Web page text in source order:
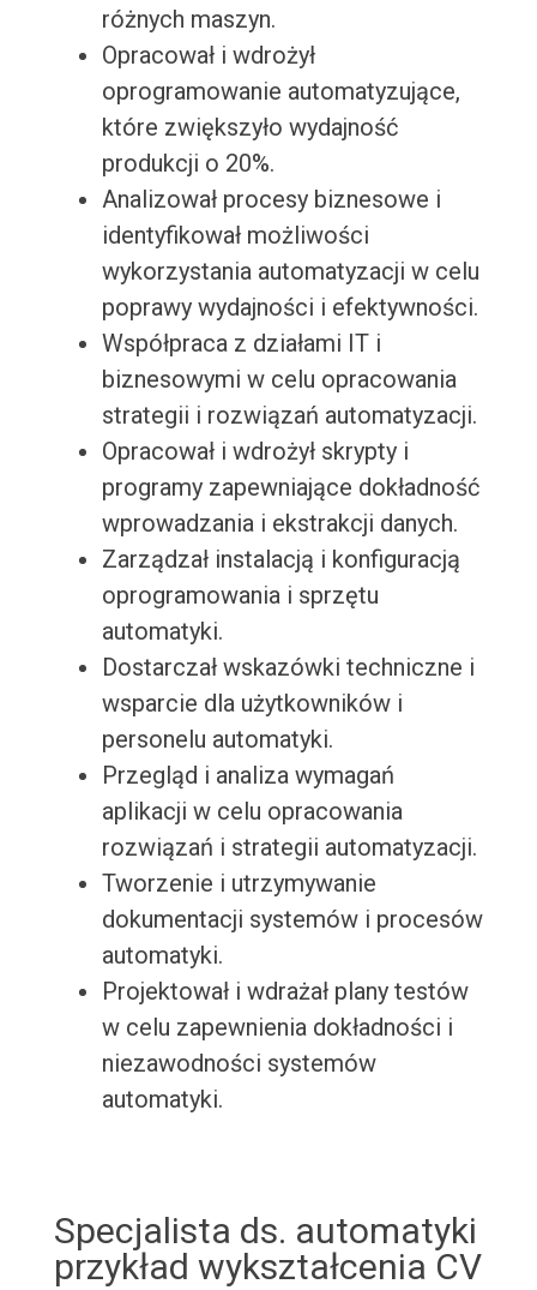
różnych maszyn.
Opracował i wdrożył
oprogramowanie automatyzujące,
które zwiększyło wydajność
produkcji o 20%.
Analizował procesy biznesowe i
identyfikował możliwości
wykorzystania automatyzacji w celu
poprawy wydajności i efektywności.
Współpraca z działami IT i
biznesowymi w celu opracowania
strategii i rozwiązań automatyzacji.
Opracował i wdrożył skrypty i
programy zapewniające dokładność
wprowadzania i ekstrakcji danych.
Zarządzał instalacją i konfiguracją
oprogramowania i sprzętu
automatyki.
Dostarczał wskazówki techniczne i
wsparcie dla użytkowników i
personelu automatyki.
Przegląd i analiza wymagań
aplikacji w celu opracowania
rozwiązań i strategii automatyzacji.
Tworzenie i utrzymywanie
dokumentacji systemów i procesów
automatyki.
Projektował i wdrażał plany testów
w celu zapewnienia dokładności i
niezawodności systemów
automatyki.
Specjalista ds. automatyki
przykład wykształcenia CV